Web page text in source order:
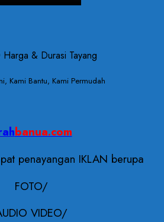
& Durasi Tayang
Kami Bantu, Kami Permudah
banua.com
penayangan IKLAN berupa
FOTO/
VIDEO/